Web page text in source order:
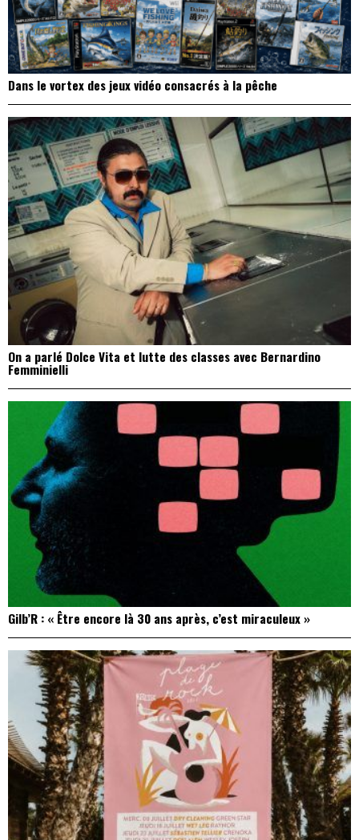
Dans le vortex des jeux vidéo consacrés à la pêche
On a parlé Dolce Vita et lutte des classes avec Bernardino
Femminielli
Gilb’R : « Être encore là 30 ans après, c’est miraculeux »